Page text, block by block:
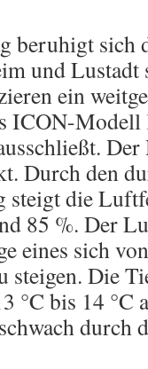
beruhigt sich
und
ein
ICON-
Durch den
steigt die
85 %. Der
eines sich
steigen. Die
°C bis 14 °C
durch